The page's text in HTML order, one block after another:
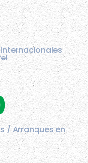
/ Arranques en